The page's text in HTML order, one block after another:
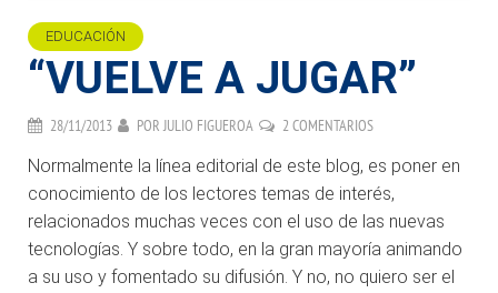
EDUCACIÓN
“VUELVE A JUGAR”
28/11/2013 PORJULIO FIGUEROA 2 COMENTARIOS
Normalmente la línea editorial de este blog, es poner en
conocimiento de los lectores temas de interés,
relacionados muchas veces con el uso de las nuevas
tecnologías. Y sobre todo, en la gran mayoría animando
a su uso y fomentado su difusión. Y no, no quiero ser el